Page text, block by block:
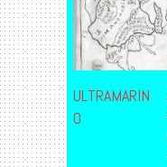
ULTRAMARIN
O